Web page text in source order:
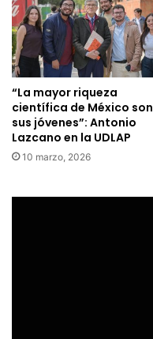
“La mayor riqueza
científica de México son
sus jóvenes”: Antonio
Lazcano en la UDLAP
10 marzo, 2026